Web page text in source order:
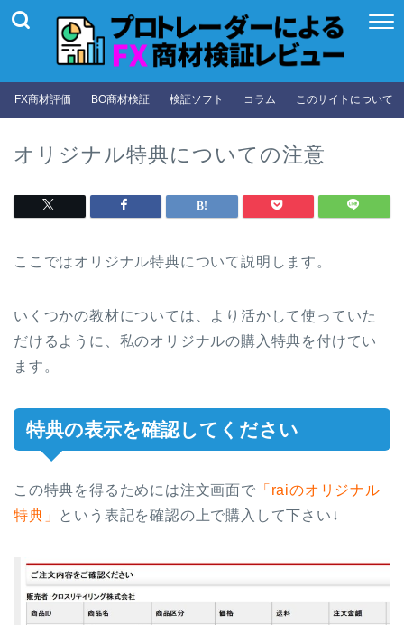
FX商材評価 BO商材検証 検証ソフト コラム このサイトについて
オリジナル特典についての注意
ここではオリジナル特典について説明します。
いくつかの教材については、より活かして使っていた
だけるように、私のオリジナルの購入特典を付けてい
ます。
特典の表示を確認してください
この特典を得るためには注文画面で 「raiのオリジナル
特典」
という表記を確認の上で購入して下さい↓